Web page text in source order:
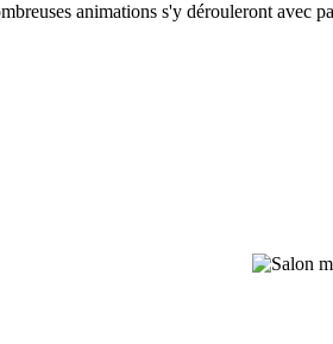
animations s'y dérouleront